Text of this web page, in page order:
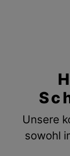
Unsere
sowohl